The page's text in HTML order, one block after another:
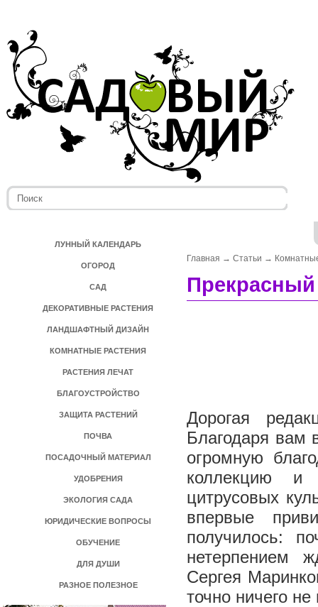
ЛУННЫЙ КАЛЕНДАРЬ
ОГОРОД
САД
ДЕКОРАТИВНЫЕ РАСТЕНИЯ
ЛАНДШАФТНЫЙ ДИЗАЙН
КОМНАТНЫЕ РАСТЕНИЯ
РАСТЕНИЯ ЛЕЧАТ
БЛАГОУСТРОЙСТВО
ЗАЩИТА РАСТЕНИЙ
ПОЧВА
ПОСАДОЧНЫЙ МАТЕРИАЛ
УДОБРЕНИЯ
ЭКОЛОГИЯ САДА
ЮРИДИЧЕСКИЕ ВОПРОСЫ
ОБУЧЕНИЕ
ДЛЯ ДУШИ
РАЗНОЕ ПОЛЕЗНОЕ
Главная → Статьи →
Дорогая
Благодаря вам
огромную
коллекцию и
цитрусовых
впервые
получилось:
нетерпением
Сергея
точно ничего